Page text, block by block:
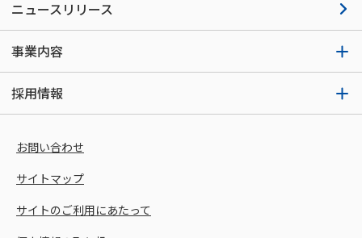
ニュースリリース
事業内容
採用情報
お問い合わせ
サイトマップ
サイトのご利用にあたって